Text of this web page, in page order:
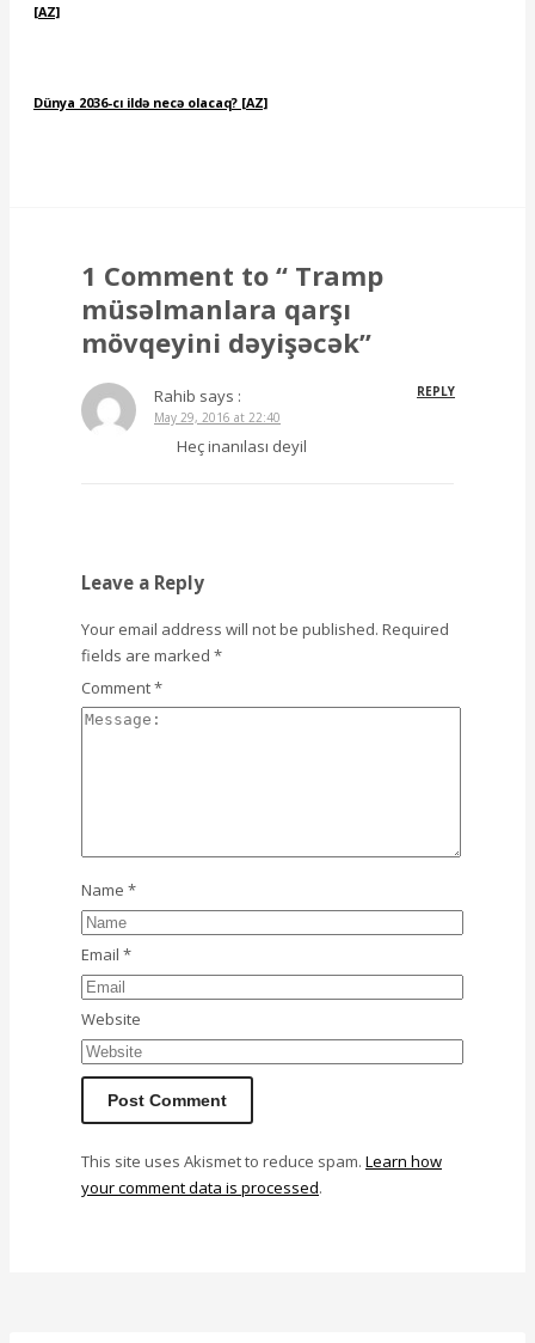
[AZ]
Dünya 2036-cı ildə necə olacaq? [AZ]
1 Comment to “ Tramp
müsəlmanlara qarşı
mövqeyini dəyişəcək”
Rahib says :
REPLY
May 29, 2016 at 22:40
Heç inanılası deyil
Leave a Reply
Your email address will not be published. Required
fields are marked *
Comment*
Name *
Email *
Website
This site uses Akismet to reduce spam. Learn how
your comment data is processed.